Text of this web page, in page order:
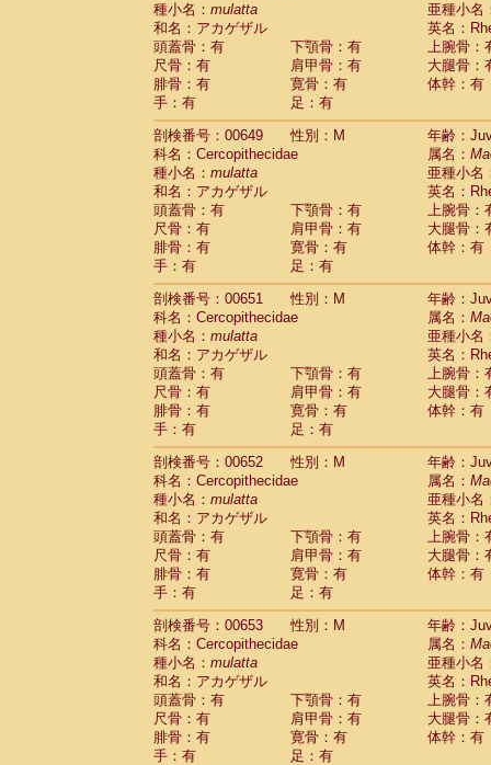
種小名： mulatta
亜種小名
和名：アカゲザル
英名：
頭蓋骨：有
下顎骨：有
上腕骨：
尺骨：有
肩甲骨：有
大腿骨：
腓骨：有
寛骨：有
体幹：有
手：有
足：有
剖検番号：00649
性別：M
年齢：
科名：Cercopithecidae
属名：
種小名： mulatta
亜種小名
和名：アカゲザル
英名：
頭蓋骨：有
下顎骨：有
上腕骨：
尺骨：有
肩甲骨：有
大腿骨：
腓骨：有
寛骨：有
体幹：有
手：有
足：有
剖検番号：00651
性別：M
年齢：
科名：Cercopithecidae
属名：
種小名： mulatta
亜種小名
和名：アカゲザル
英名：
頭蓋骨：有
下顎骨：有
上腕骨：
尺骨：有
肩甲骨：有
大腿骨：
腓骨：有
寛骨：有
体幹：有
手：有
足：有
剖検番号：00652
性別：M
年齢：
科名：Cercopithecidae
属名：
種小名： mulatta
亜種小名
和名：アカゲザル
英名：
頭蓋骨：有
下顎骨：有
上腕骨：
尺骨：有
肩甲骨：有
大腿骨：
腓骨：有
寛骨：有
体幹：有
手：有
足：有
剖検番号：00653
性別：M
年齢：
科名：Cercopithecidae
属名：
種小名： mulatta
亜種小名
和名：アカゲザル
英名：
頭蓋骨：有
下顎骨：有
上腕骨：
尺骨：有
肩甲骨：有
大腿骨：
腓骨：有
寛骨：有
体幹：有
手：有
足：有